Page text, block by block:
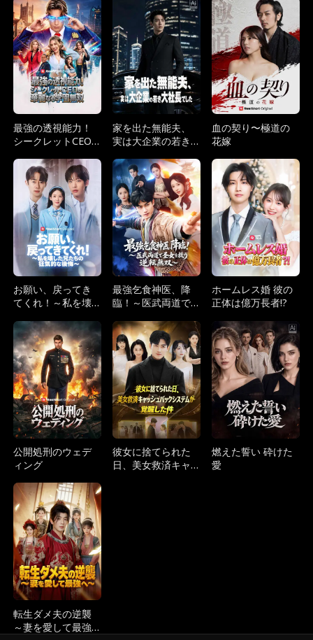
最強の透視能力！
シークレットCEO
双
家を出た無能夫、
実は大企業の若き
血の契り〜極道の
花嫁
お願い、戻ってき
てくれ！～私を壊
的な後悔～
最強乞食神医、降
臨！～医武両道で
双～
ホームレス婚 彼の
正体は億万長者!?
公開処刑のウェデ
ィング
彼女に捨てられた
日、美女救済キャ
燃えた誓い 砕けた
愛
転生ダメ夫の逆襲
～妻を愛して最強